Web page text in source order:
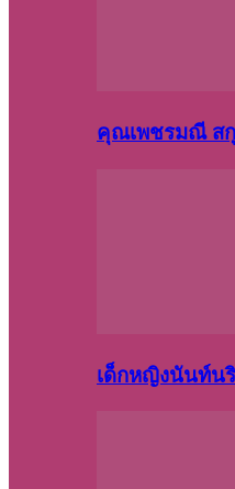
คุณเพชรมณี สกุ
เด็กหญิงนันท์น